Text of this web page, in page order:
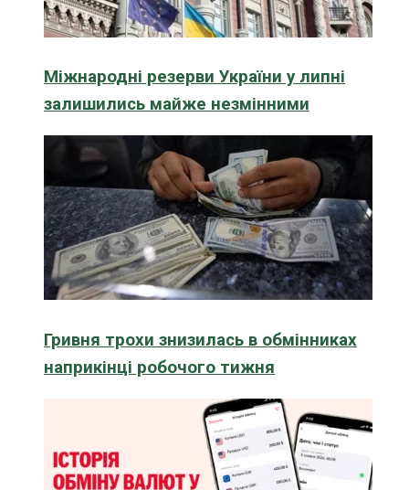
Міжнародні резерви України у липні
залишились майже незмінними
Гривня трохи знизилась в обмінниках
наприкінці робочого тижня